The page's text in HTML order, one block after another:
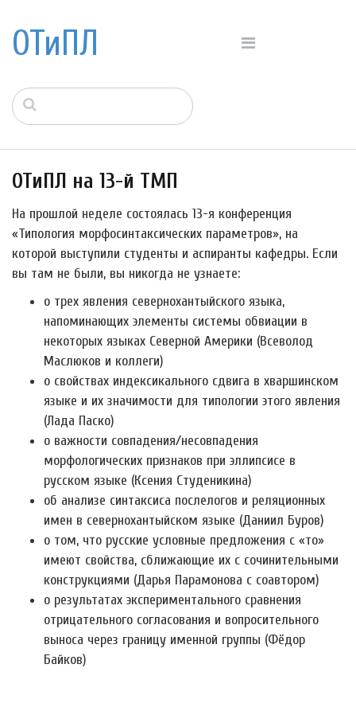
ОТиПЛ
ОТиПЛ на 13-й ТМП
На прошлой неделе состоялась 13-я конференция
«Типология морфосинтаксических параметров», на
которой выступили студенты и аспиранты кафедры. Если
вы там не были, вы никогда не узнаете:
о трех явления севернохантыйского языка,
напоминающих элементы системы обвиации в
некоторых языках Северной Америки (Всеволод
Маслюков и коллеги)
о свойствах индексикального сдвига в хваршинском
языке и их значимости для типологии этого явления
(Лада Паско)
о важности совпадения/несовпадения
морфологических признаков при эллипсисе в
русском языке (Ксения Студеникина)
об анализе синтаксиса послелогов и реляционных
имен в севернохантыйском языке (Даниил Буров)
о том, что русские условные предложения с «то»
имеют свойства, сближающие их с сочинительными
конструкциями (Дарья Парамонова с соавтором)
о результатах экспериментального сравнения
отрицательного согласования и вопросительного
выноса через границу именной группы (Фёдор
Байков)